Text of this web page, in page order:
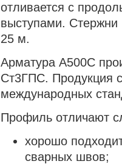
отливается с
выступами. Стержни
25 м.
Арматура А500С
Ст3ГПС. Продукция
международных
Профиль отличают
хорошо
сварных швов;